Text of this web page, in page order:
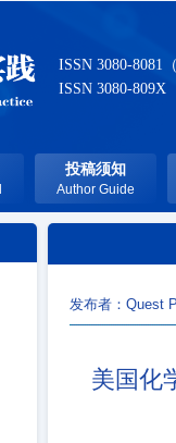
ISSN 3080-8081
ISSN 3080-809X
投稿须知
Author Guide
发布者：Quest
美国化